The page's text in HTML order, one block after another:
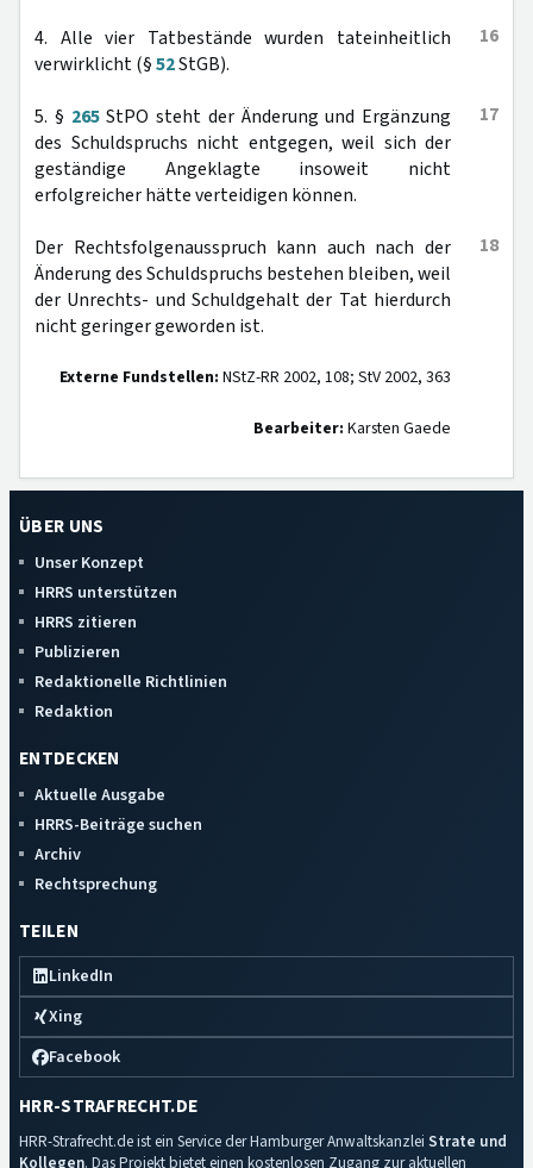
16
4. Alle vier Tatbestände wurden tateinheitlich
verwirklicht (§52StGB).
17
5. § 265StPO steht der Änderung und Ergänzung
des Schuldspruchs nicht entgegen, weil sich der
geständige Angeklagte insoweit nicht
erfolgreicher hätte verteidigen können.
18
Der Rechtsfolgenausspruch kann auch nach der
Änderung des Schuldspruchs bestehen bleiben, weil
der Unrechts- und Schuldgehalt der Tat hierdurch
nicht geringer geworden ist.
Externe Fundstellen: NStZ-RR 2002, 108; StV 2002, 363
Bearbeiter: Karsten Gaede
ÜBER UNS
Unser Konzept
HRRS unterstützen
HRRS zitieren
Publizieren
Redaktionelle Richtlinien
Redaktion
ENTDECKEN
Aktuelle Ausgabe
HRRS-Beiträge suchen
Archiv
Rechtsprechung
TEILEN
LinkedIn
Xing
Facebook
HRR-STRAFRECHT.DE
HRR-Strafrecht.de ist ein Service der Hamburger Anwaltskanzlei Strate und
Kollegen. Das Projekt bietet einen kostenlosen Zugang zur aktuellen